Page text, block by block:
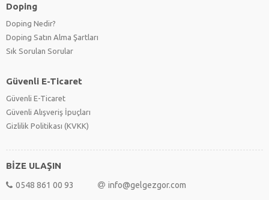
Doping
Doping Nedir?
Doping Satın Alma Şartları
Sık Sorulan Sorular
Güvenli E-Ticaret
Güvenli E-Ticaret
Güvenli Alışveriş İpuçları
Gizlilik Politikası (KVKK)
BİZE ULAŞIN
0548 861 00 93 info@gelgezgor.com